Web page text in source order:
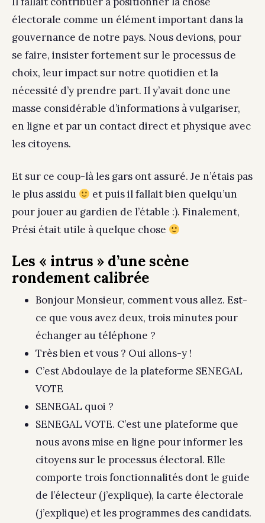
électorale comme un élément important dans la
gouvernance de notre pays. Nous devions, pour
se faire, insister fortement sur le processus de
choix, leur impact sur notre quotidien et la
nécessité d’y prendre part. Il y’avait donc une
masse considérable d’informations à vulgariser,
en ligne et par un contact direct et physique avec
les citoyens.
Et sur ce coup-là les gars ont assuré. Je n’étais pas
le plus assidu
et puis il fallait bien quelqu’un
pour jouer au gardien de l’étable :). Finalement,
Prési était utile à quelque chose
Les « intrus » d’une scène
rondement calibrée
Bonjour Monsieur, comment vous allez. Est-
ce que vous avez deux, trois minutes pour
échanger au téléphone ?
Très bien et vous ? Oui allons-y !
C’est Abdoulaye de la plateforme SENEGAL
VOTE
SENEGAL quoi ?
SENEGAL VOTE. C’est une plateforme que
nous avons mise en ligne pour informer les
citoyens sur le processus électoral. Elle
comporte trois fonctionnalités dont le guide
de l’électeur (j’explique), la carte électorale
(j’explique) et les programmes des candidats.